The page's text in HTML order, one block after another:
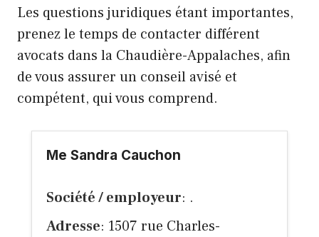
Les questions juridiques étant importantes,
prenez le temps de contacter différent
avocats dans la Chaudière-Appalaches, afin
de vous assurer un conseil avisé et
compétent, qui vous comprend.
Me Sandra Cauchon
Société / employeur: .
Adresse: 1507 rue Charles-